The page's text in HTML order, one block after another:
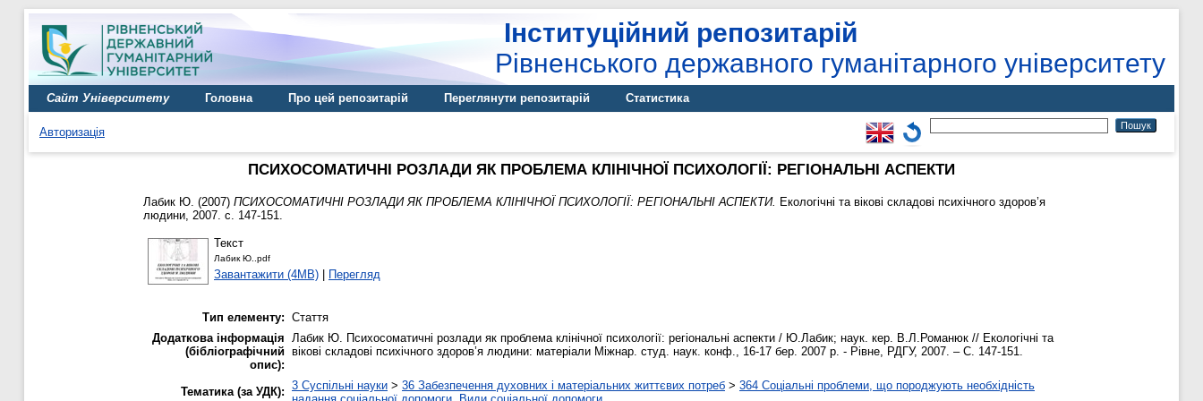
Інституційний репозитарій
Рівненського державного гуманітарного університету
Сайт Університету Головна Про цей репозитарій Переглянути репозитарій Статистика
Авторизація
ПСИХОСОМАТИЧНІ РОЗЛАДИ ЯК ПРОБЛЕМА КЛІНІЧНОЇ ПСИХОЛОГІЇ: РЕГІОНАЛЬНІ АСПЕКТИ
Лабик Ю. (2007) ПСИХОСОМАТИЧНІ РОЗЛАДИ ЯК ПРОБЛЕМА КЛІНІЧНОЇ ПСИХОЛОГІЇ: РЕГІОНАЛЬНІ АСПЕКТИ. Екологічні та вікові складові психічного здоров’я
людини, 2007. с. 147-151.
Текст
Лабик Ю..pdf
Завантажити (4MB) | Перегляд
Тип елементу: Стаття
Додаткова інформація
(бібліографічний
опис):
Лабик Ю. Психосоматичні розлади як проблема клінічної психології: регіональні аспекти / Ю.Лабик; наук. кер. В.Л.Романюк // Екологічні та
вікові складові психічного здоров’я людини: матеріали Міжнар. студ. наук. конф., 16-17 бер. 2007 р. - Рівне, РДГУ, 2007. – С. 147-151.
Тематика (за УДК): 3 Суспільні науки > 36 Забезпечення духовних і матеріальних життєвих потреб > 364 Соціальні проблеми, що породжують необхідність